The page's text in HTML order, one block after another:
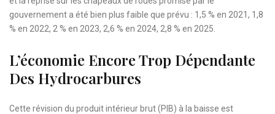
gouvernement a été bien plus faible que prévu : 1,5 % en 2021, 1,8
% en 2022, 2 % en 2023, 2,6 % en 2024, 2,8 % en 2025.
L’économie Encore Trop Dépendante
Des Hydrocarbures
Cette révision du produit intérieur brut (PIB) à la baisse est